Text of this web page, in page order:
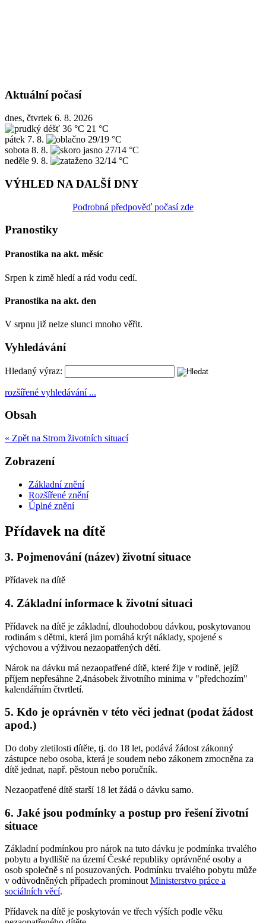
Aktuální počasí
dnes, čtvrtek 6. 8. 2026
36 °C 21 °C
pátek 7. 8.
29/19 °C
sobota 8. 8.
27/14 °C
neděle 9. 8. 32/14 °C
VÝHLED NA DALŠÍ DNY
Podrobná předpověď počasí zde
Pranostiky
Pranostika na akt. měsíc
Srpen k zimě hledí a rád vodu cedí.
Pranostika na akt. den
V srpnu již nelze slunci mnoho věřit.
Vyhledávání
Hledaný výraz:
rozšířené vyhledávání ...
Obsah
« Zpět na Strom životních situací
Zobrazení
Základní znění
Rozšířené znění
Úplné znění
Přídavek na dítě
3. Pojmenování (název) životní situace
Přídavek na dítě
4. Základní informace k životní situaci
Přídavek na dítě je základní, dlouhodobou dávkou, poskytovanou
rodinám s dětmi, která jim pomáhá krýt náklady, spojené s
výchovou a výživou nezaopatřených dětí.
Nárok na dávku má nezaopatřené dítě, které žije v rodině, jejíž
příjem nepřesáhne 2,4násobek životního minima v "předchozím"
kalendářním čtvrtletí.
5. Kdo je oprávněn v této věci jednat (podat žádost
apod.)
Do doby zletilosti dítěte, tj. do 18 let, podává žádost zákonný
zástupce nebo osoba, která je soudem nebo zákonem zmocněna za
dítě jednat, např. pěstoun nebo poručník.
Nezaopatřené dítě starší 18 let žádá o dávku samo.
6. Jaké jsou podmínky a postup pro řešení životní
situace
Základní podmínkou pro nárok na tuto dávku je podmínka trvalého
pobytu a bydliště na území České republiky oprávněné osoby a
osob společně s ní posuzovaných. Podmínku trvalého pobytu může
v odůvodněných případech prominoutMinisterstvo práce a
sociálních věcí.
Přídavek na dítě je poskytován ve třech výších podle věku